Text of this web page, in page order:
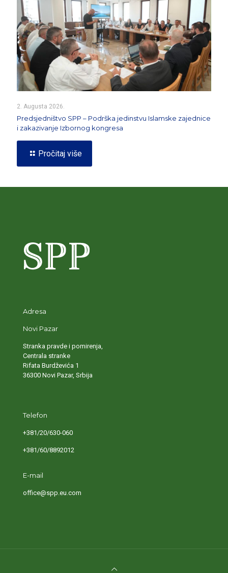
2. Augusta 2026.
Predsjedništvo SPP – Podrška jedinstvu Islamske zajednice
i zakazivanje Izbornog kongresa
Pročitaj više
Adresa
Novi Pazar
Stranka pravde i pomirenja,
Centrala stranke
Rifata Burdževića 1
36300 Novi Pazar, Srbija
Telefon
+381/20/630-060
+381/60/8892012
E-mail
office@spp.eu.com